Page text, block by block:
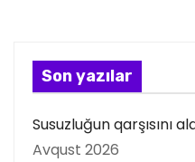
a
s
ı
Son yazılar
Susuzluğun qarşısını
Avqust 2026